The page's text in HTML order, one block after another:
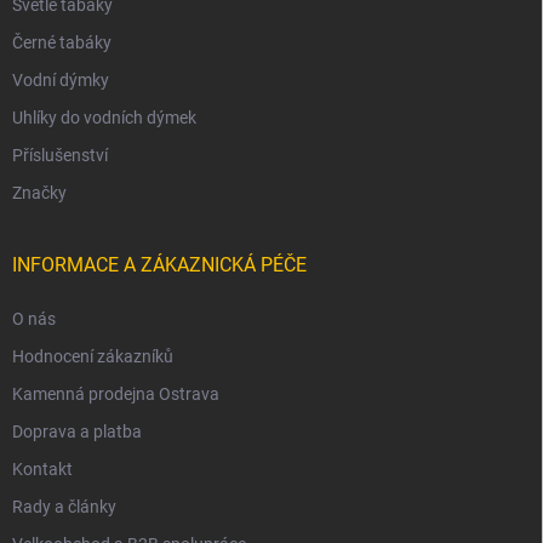
Světlé tabáky
Černé tabáky
Vodní dýmky
Uhlíky do vodních dýmek
Příslušenství
Značky
INFORMACE A ZÁKAZNICKÁ PÉČE
O nás
Hodnocení zákazníků
Kamenná prodejna Ostrava
Doprava a platba
Kontakt
Rady a články